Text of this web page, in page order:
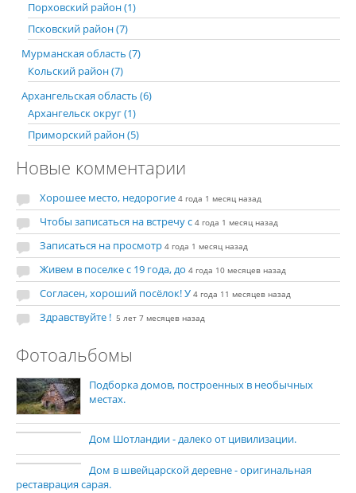
Порховский район (1)
Псковский район (7)
Мурманская область (7)
Кольский район (7)
Архангельская область (6)
Архангельск округ (1)
Приморский район (5)
Новые комментарии
Хорошее место, недорогие 4 года 1 месяц назад
Чтобы записаться на встречу с 4 года 1 месяц назад
Записаться на просмотр 4 года 1 месяц назад
Живем в поселке с 19 года, до 4 года 10 месяцев назад
Согласен, хороший посёлок! У 4 года 11 месяцев назад
Здравствуйте ! 5 лет 7 месяцев назад
Фотоальбомы
Подборка домов, построенных в необычных
местах.
Дом Шотландии - далеко от цивилизации.
Дом в швейцарской деревне - оригинальная
реставрация сарая.